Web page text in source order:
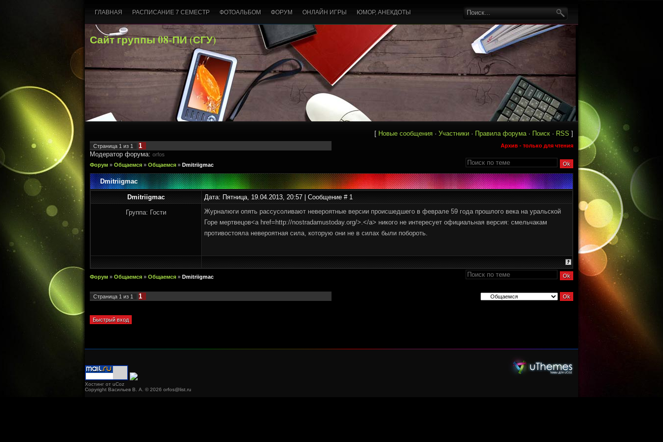
ГЛАВНАЯ РАСПИСАНИЕ 7 СЕМЕСТР ФОТОАЛЬБОМ ФОРУМ ОНЛАЙН ИГРЫ ЮМОР, АНЕКДОТЫ
Сайт группы 08-ПИ (СГУ)
[ Новые сообщения · Участники · Правила форума· Поиск · RSS ]
Страница 1 из 1 1 Архив - только для чтения
Модератор форума: orfos
Форум » Общаемся » Общаемся » Dmitriigmac
Dmitriigmac
Dmitriigmac Дата: Пятница, 19.04.2013, 20:57 | Сообщение # 1
Группа: Гости
Журналюги опять рассусоливают невероятные версии происшедшего в феврале 59 года прошлого века на уральской
Горе мертвецов<a href=http://nostradamustoday.org/>.</a> никого не интересует официальная версия: смельчакам
противостояла невероятная сила, которую они не в силах были побороть.
Форум » Общаемся » Общаемся » Dmitriigmac
Страница 1 из 1 1
Хостинг от uCoz
Copyright Васильев В. А. © 2026 orfos@list.ru